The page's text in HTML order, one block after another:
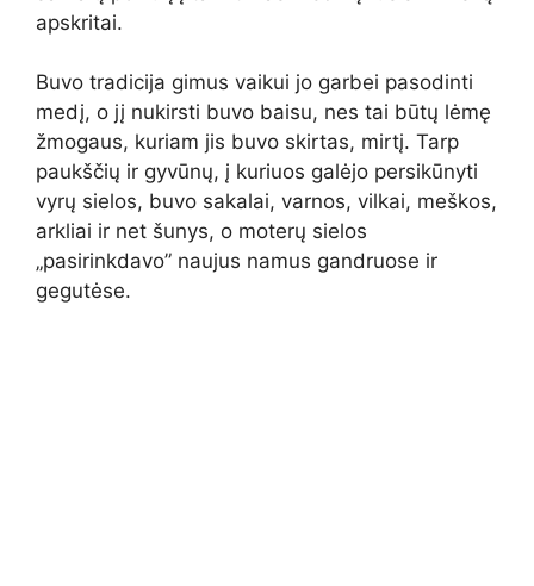
apskritai.
Buvo tradicija gimus vaikui jo garbei pasodinti
medį, o jį nukirsti buvo baisu, nes tai būtų lėmę
žmogaus, kuriam jis buvo skirtas, mirtį. Tarp
paukščių ir gyvūnų, į kuriuos galėjo persikūnyti
vyrų sielos, buvo sakalai, varnos, vilkai, meškos,
arkliai ir net šunys, o moterų sielos
„pasirinkdavo” naujus namus gandruose ir
gegutėse.